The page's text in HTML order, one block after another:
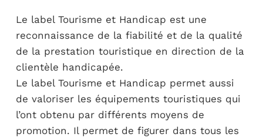
Le label Tourisme et Handicap est une
reconnaissance de la fiabilité et de la qualité
de la prestation touristique en direction de la
clientèle handicapée.
Le label Tourisme et Handicap permet aussi
de valoriser les équipements touristiques qui
l’ont obtenu par différents moyens de
promotion. Il permet de figurer dans tous les